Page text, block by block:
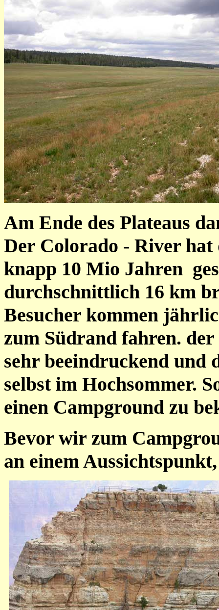
Am Ende des Plateaus
Der Colorado - River hat
knapp 10 Mio Jahren
durchschnittlich 16 km
Besucher kommen
zum Südrand fahren.
sehr beeindruckend und
selbst im Hochsommer.
einen Campground zu
Bevor wir zum
an einem